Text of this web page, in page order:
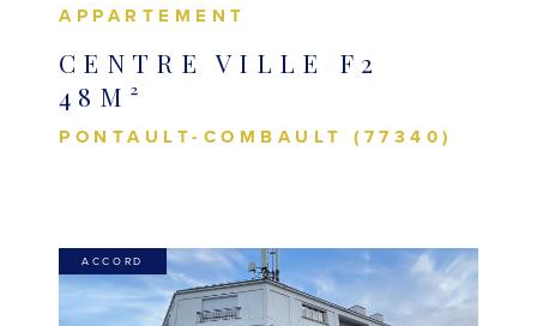
APPARTEMENT
CENTRE VILLE F2
48M²
PONTAULT-COMBAULT (77340)
ACCORD